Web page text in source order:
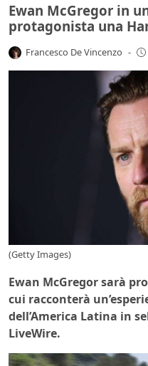
Ewan McGregor in
protagonista una
Francesco De Vincenzo -
(Getty Images)
Ewan McGregor sarà
cui racconterà
dell’America Latina in
LiveWire.